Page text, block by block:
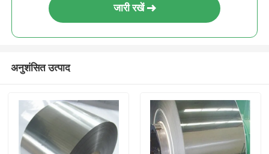
जारी रखें
अनुशंसित उत्पाद